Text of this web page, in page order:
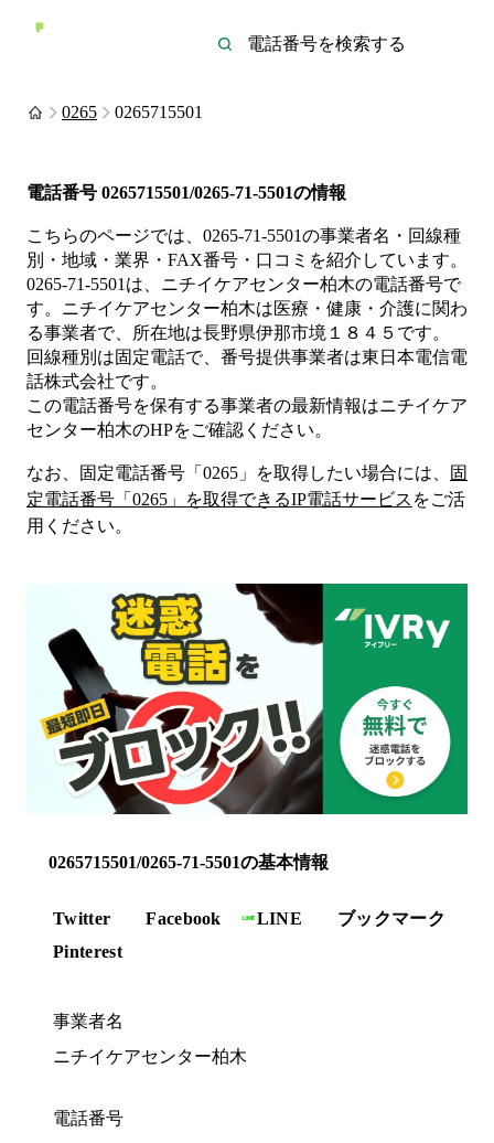
0265 0265715501
電話番号 0265715501/0265-71-5501の情報
こちらのページでは、 0265-71-5501の事業者名・回線種
別・地域・業界・FAX番号・口コミを紹介しています。
0265-71-5501 は、 ニチイケアセンター柏木の電話番号で
す。 ニチイケアセンター柏木は医療・健康・介護に関わ
る事業者で、所在地は長野県伊那市境１８４５ です。
回線種別は固定電話で、番号提供事業者は東日本電信電
話株式会社です。
この電話番号を保有する事業者の最新情報はニチイケア
センター柏木のHPをご確認ください。
なお、固定電話番号「 0265 」を取得したい場合には、
固
定電話番号「 0265 」を取得できるIP電話サービス をご活
用ください。
0265715501/0265-71-5501の基本情報
Twitter Facebook LINE
ブックマーク
Pinterest
事業者名
ニチイケアセンター柏木
電話番号